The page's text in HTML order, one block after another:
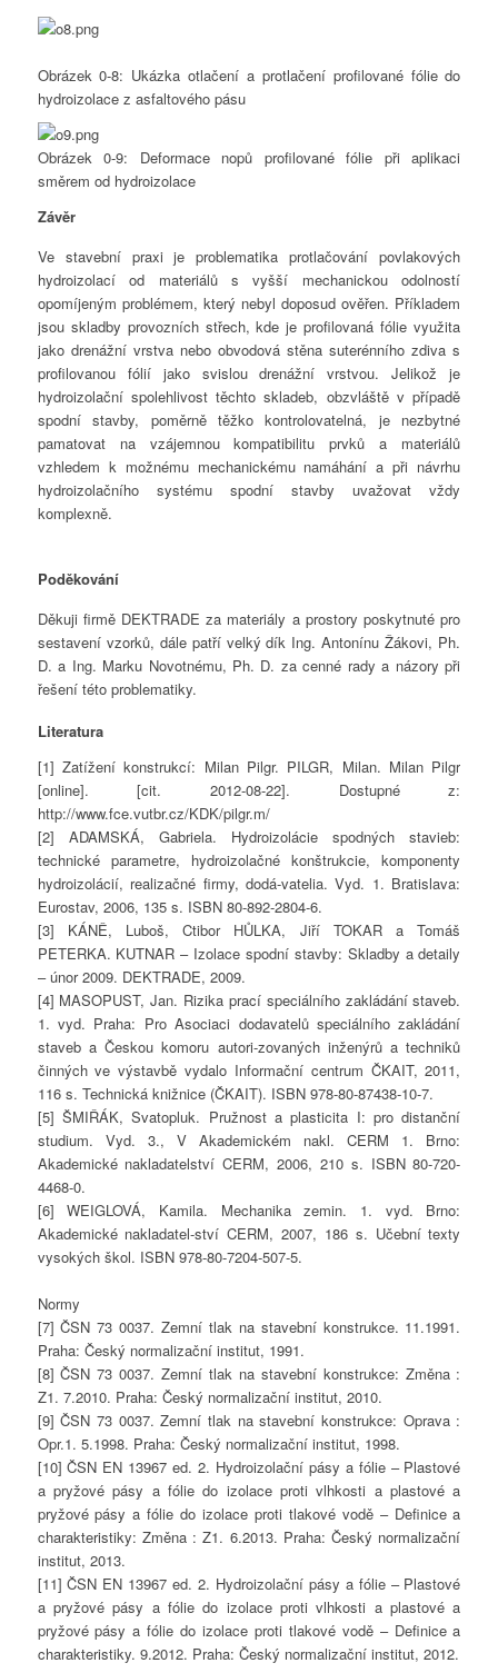
Obrázek 0-8: Ukázka otlačení a protlačení profilované fólie do
hydroizolace z asfaltového pásu
Obrázek 0-9: Deformace nopů profilované fólie při aplikaci
směrem od hydroizolace
Závěr
Ve stavební praxi je problematika protlačování povlakových
hydroizolací od materiálů s vyšší mechanickou odolností
opomíjeným problémem, který nebyl doposud ověřen. Příkladem
jsou skladby provozních střech, kde je profilovaná fólie využita
jako drenážní vrstva nebo obvodová stěna suterénního zdiva s
profilovanou fólií jako svislou drenážní vrstvou. Jelikož je
hydroizolační spolehlivost těchto skladeb, obzvláště v případě
spodní stavby, poměrně těžko kontrolovatelná, je nezbytné
pamatovat na vzájemnou kompatibilitu prvků a materiálů
vzhledem k možnému mechanickému namáhání a při návrhu
hydroizolačního systému spodní stavby uvažovat vždy
komplexně.
Poděkování
Děkuji firmě DEKTRADE za materiály a prostory poskytnuté pro
sestavení vzorků, dále patří velký dík Ing. Antonínu Žákovi, Ph.
D. a Ing. Marku Novotnému, Ph. D. za cenné rady a názory při
řešení této problematiky.
Literatura
[1] Zatížení konstrukcí: Milan Pilgr. PILGR, Milan. Milan Pilgr
[online]. [cit. 2012-08-22]. Dostupné z:
http://www.fce.vutbr.cz/KDK/pilgr.m/
[2] ADAMSKÁ, Gabriela. Hydroizolácie spodných stavieb:
technické parametre, hydroizolačné konštrukcie, komponenty
hydroizolácií, realizačné firmy, dodá-vatelia. Vyd. 1. Bratislava:
Eurostav, 2006, 135 s. ISBN 80-892-2804-6.
[3] KÁNĚ, Luboš, Ctibor HŮLKA, Jiří TOKAR a Tomáš
PETERKA. KUTNAR – Izolace spodní stavby: Skladby a detaily
– únor 2009. DEKTRADE, 2009.
[4] MASOPUST, Jan. Rizika prací speciálního zakládání staveb.
1. vyd. Praha: Pro Asociaci dodavatelů speciálního zakládání
staveb a Českou komoru autori-zovaných inženýrů a techniků
činných ve výstavbě vydalo Informační centrum ČKAIT, 2011,
116 s. Technická knižnice (ČKAIT). ISBN 978-80-87438-10-7.
[5] ŠMIŘÁK, Svatopluk. Pružnost a plasticita I: pro distanční
studium. Vyd. 3., V Akademickém nakl. CERM 1. Brno:
Akademické nakladatelství CERM, 2006, 210 s. ISBN 80-720-
4468-0.
[6] WEIGLOVÁ, Kamila. Mechanika zemin. 1. vyd. Brno:
Akademické nakladatel-ství CERM, 2007, 186 s. Učební texty
vysokých škol. ISBN 978-80-7204-507-5.
Normy
[7] ČSN 73 0037. Zemní tlak na stavební konstrukce. 11.1991.
Praha: Český normalizační institut, 1991.
[8] ČSN 73 0037. Zemní tlak na stavební konstrukce: Změna :
Z1. 7.2010. Praha: Český normalizační institut, 2010.
[9] ČSN 73 0037. Zemní tlak na stavební konstrukce: Oprava :
Opr.1. 5.1998. Praha: Český normalizační institut, 1998.
[10] ČSN EN 13967 ed. 2. Hydroizolační pásy a fólie – Plastové
a pryžové pásy a fólie do izolace proti vlhkosti a plastové a
pryžové pásy a fólie do izolace proti tlakové vodě – Definice a
charakteristiky: Změna : Z1. 6.2013. Praha: Český normalizační
institut, 2013.
[11] ČSN EN 13967 ed. 2. Hydroizolační pásy a fólie – Plastové
a pryžové pásy a fólie do izolace proti vlhkosti a plastové a
pryžové pásy a fólie do izolace proti tlakové vodě – Definice a
charakteristiky. 9.2012. Praha: Český normalizační institut, 2012.